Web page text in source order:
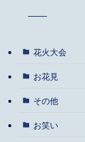
花火大会
お花見
その他
お笑い